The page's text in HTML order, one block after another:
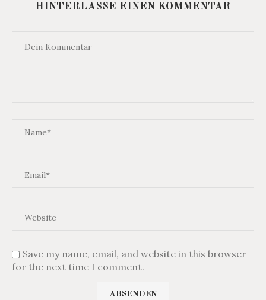
HINTERLASSE EINEN KOMMENTAR
Save my name, email, and website in this browser
for the next time I comment.